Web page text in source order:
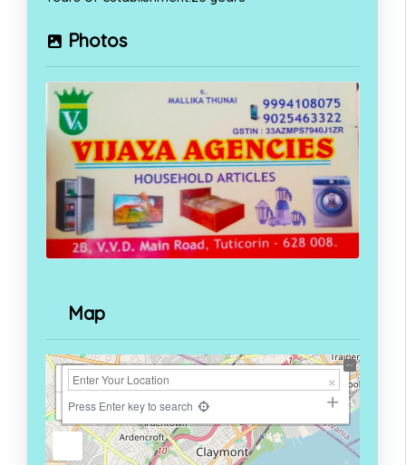
Photos
Map
+
−
Press Enter key to search